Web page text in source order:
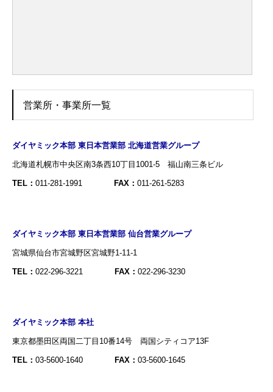
営業所・事業所一覧
ダイヤミック本部 東日本営業部 北海道営業グループ
北海道札幌市中央区南3条西10丁目1001-5 福山南三条ビル
TEL： 011-281-1991 FAX： 011-261-5283
ダイヤミック本部 東日本営業部 仙台営業グループ
宮城県仙台市宮城野区宮城野1-11-1
TEL： 022-296-3221 FAX： 022-296-3230
ダイヤミック本部 本社
東京都墨田区両国二丁目10番14号 両国シティコア13F
TEL： 03-5600-1640 FAX： 03-5600-1645